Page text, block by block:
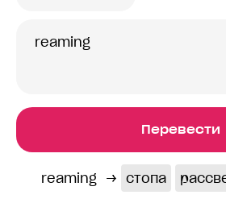
Перевести
reaming → стопа